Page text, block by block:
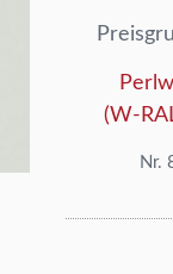
(W-
Nr.